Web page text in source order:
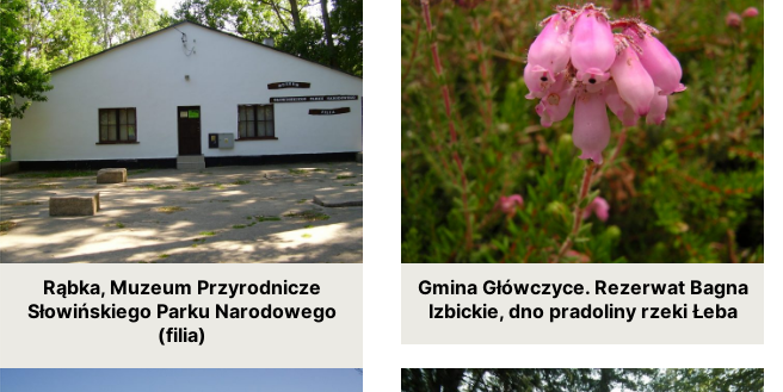
Rąbka, Muzeum Przyrodnicze
Słowińskiego Parku Narodowego
(filia)
Gmina Główczyce. Rezerwat Bagna
Izbickie, dno pradoliny rzeki Łeba